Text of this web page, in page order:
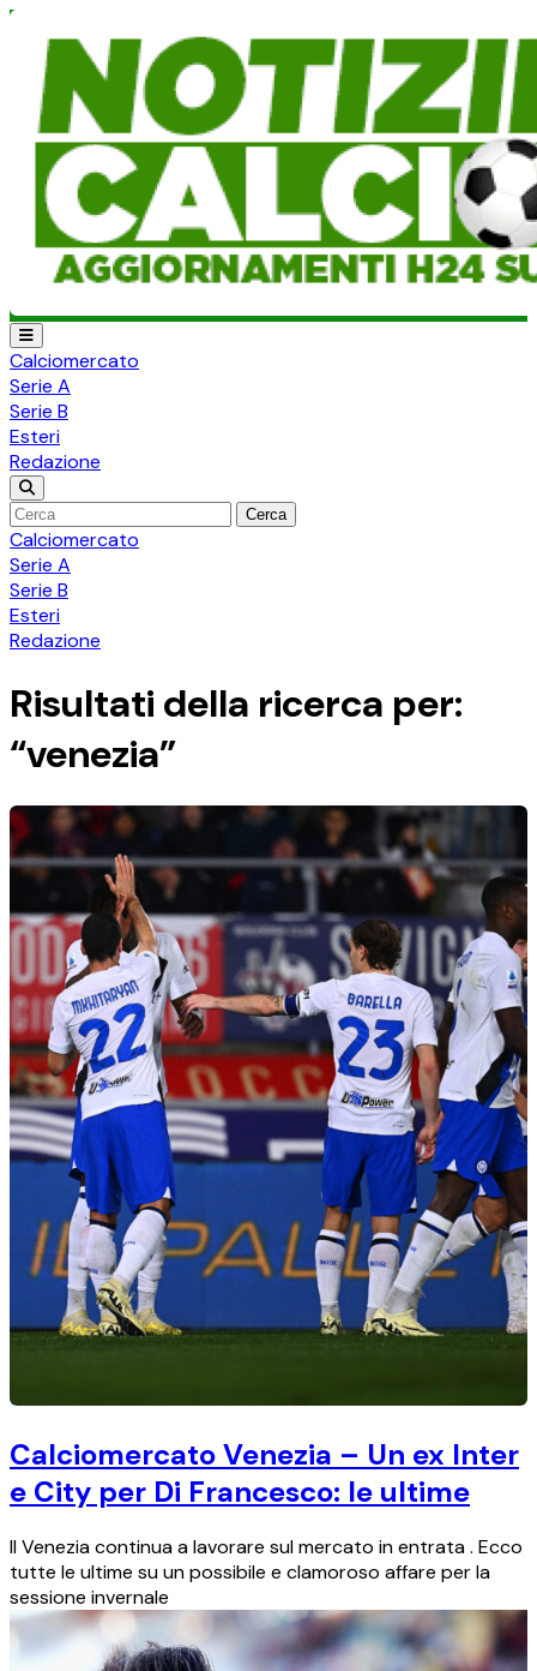
Calciomercato
Serie A
Serie B
Esteri
Redazione
Cerca
Calciomercato
Serie A
Serie B
Esteri
Redazione
Risultati della ricerca per:
“venezia”
Calciomercato Venezia – Un ex Inter
e City per Di Francesco: le ultime
Il Venezia continua a lavorare sul mercato in entrata . Ecco
tutte le ultime su un possibile e clamoroso affare per la
sessione invernale